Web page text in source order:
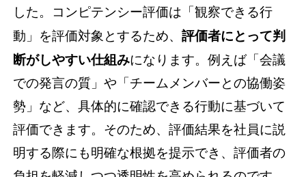
した。コンピテンシー評価は「観察できる行
動」を評価対象とするため、評価者にとって判
断がしやすい仕組みになります。例えば「会議
での発言の質」や「チームメンバーとの協働姿
勢」など、具体的に確認できる行動に基づいて
評価できます。そのため、評価結果を社員に説
明する際にも明確な根拠を提示でき、評価者の